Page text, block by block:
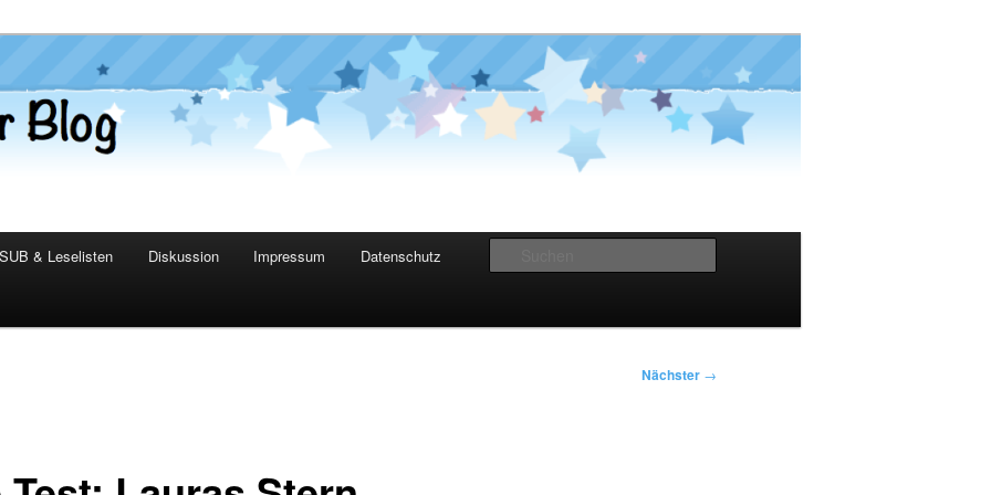
Blog
SUB & Leselisten Diskussion Impressum Datenschutz
Nächster →